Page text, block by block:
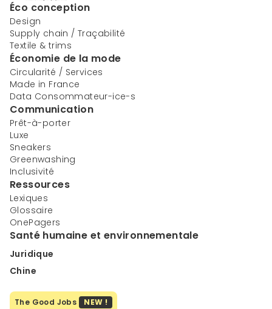
Éco conception
Design
Supply chain / Traçabilité
Textile & trims
Économie de la mode
Circularité / Services
Made in France
Data Consommateur-ice-s
Communication
Prêt-à-porter
Luxe
Sneakers
Greenwashing
Inclusivité
Ressources
Lexiques
Glossaire
OnePagers
Santé humaine et environnementale
Juridique
Chine
The Good Jobs NEW !